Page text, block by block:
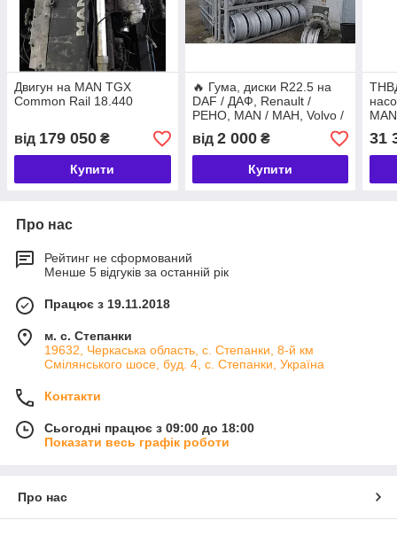
Двигун на MAN TGX
Common Rail 18.440
від 179 050 ₴
Купити
🔥 Гума, диски R22.5 на
DAF / ДАФ, Renault /
РЕНО, MAN / МАН, Volvo /
від 2 000₴
Купити
31
Про нас
Рейтинг не сформований
Менше 5 відгуків за останній рік
Працює з 19.11.2018
м. с. Степанки
19632, Черкаська область, с. Степанки, 8-й км
Смілянського шосе, буд. 4, с. Степанки, Україна
Контакти
Сьогодні працює з 09:00 до 18:00
Показати весь графік роботи
Про нас